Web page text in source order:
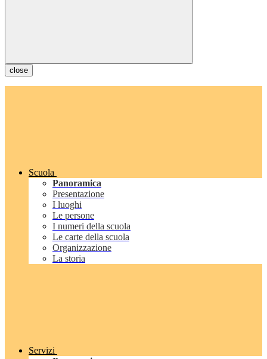
close
Scuola
Panoramica
Presentazione
I luoghi
Le persone
I numeri della scuola
Le carte della scuola
Organizzazione
La storia
Servizi